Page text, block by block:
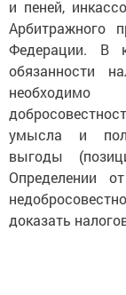
и пеней,
Арбитражного
Федерации. В
обязанности
необходимо
умысла и
выгоды
Определении
доказать